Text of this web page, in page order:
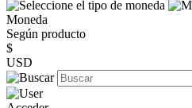
Moneda
Según producto
$
USD